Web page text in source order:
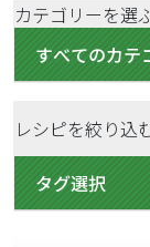
ス
ッ
カテゴリーを選
レシピを絞り込